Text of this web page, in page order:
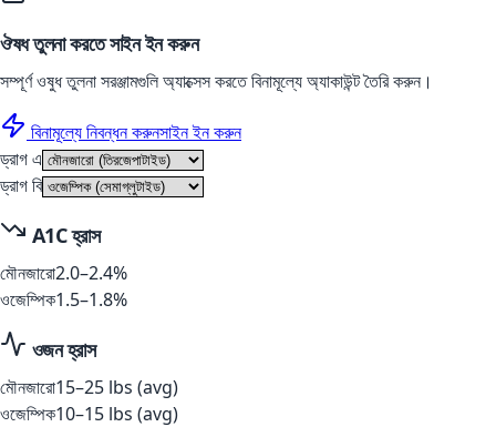
ঔষধ তুলনা করতে সাইন ইন করুন
সম্পূর্ণ ওষুধ তুলনা সরঞ্জামগুলি অ্যাক্সেস করতে বিনামূল্যে অ্যাকাউন্ট তৈরি করুন।
বিনামূল্যে নিবন্ধন করুনসাইন ইন করুন
ড্রাগ এ
ড্রাগ বি
A1C হ্রাস
মৌনজারো2.0–2.4%
ওজেম্পিক1.5–1.8%
ওজন হ্রাস
মৌনজারো15–25 lbs (avg)
ওজেম্পিক10–15 lbs (avg)